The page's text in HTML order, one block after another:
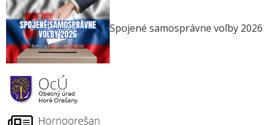
Spojené samosprávne voľby 2026